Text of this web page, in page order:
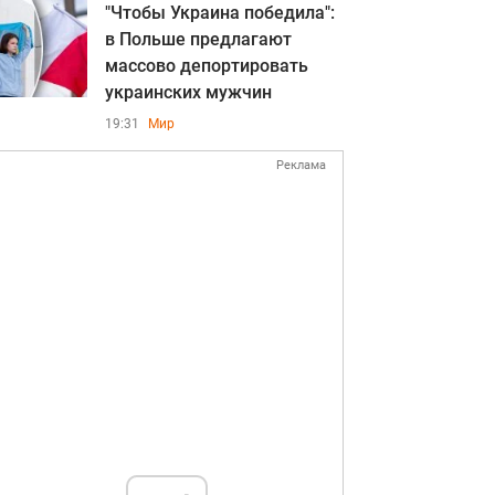
"Чтобы Украина победила":
в Польше предлагают
массово депортировать
украинских мужчин
19:31 Мир
Реклама